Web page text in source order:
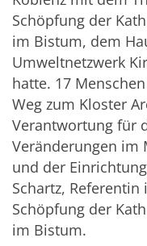
Schöpfung der
im Bistum, dem
Umweltnetzwerk
hatte. 17
Weg zum Kloster
Verantwortung für
Veränderungen im
und der
Schartz,
Schöpfung der
im Bistum.